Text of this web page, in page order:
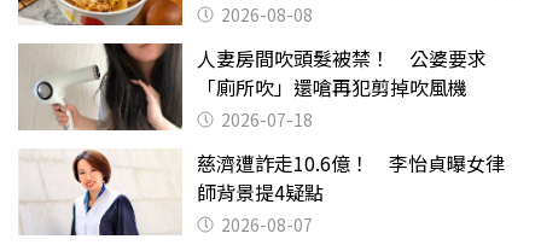
2026-08-08
人妻房間吹頭髮被禁！ 公婆要求
「廁所吹」還嗆再犯剪掉吹風機
2026-07-18
慈濟遭詐走10.6億！ 李怡貞曝女律
師背景提4疑點
2026-08-07